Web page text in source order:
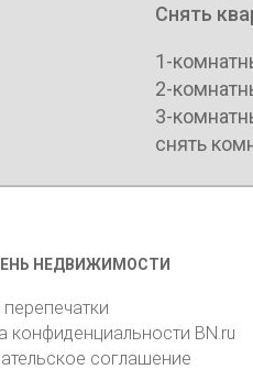
Снять
1-
2-
3-
снять
НЕДВИЖИМОСТИ
конфиденциальности BN.ru
соглашение